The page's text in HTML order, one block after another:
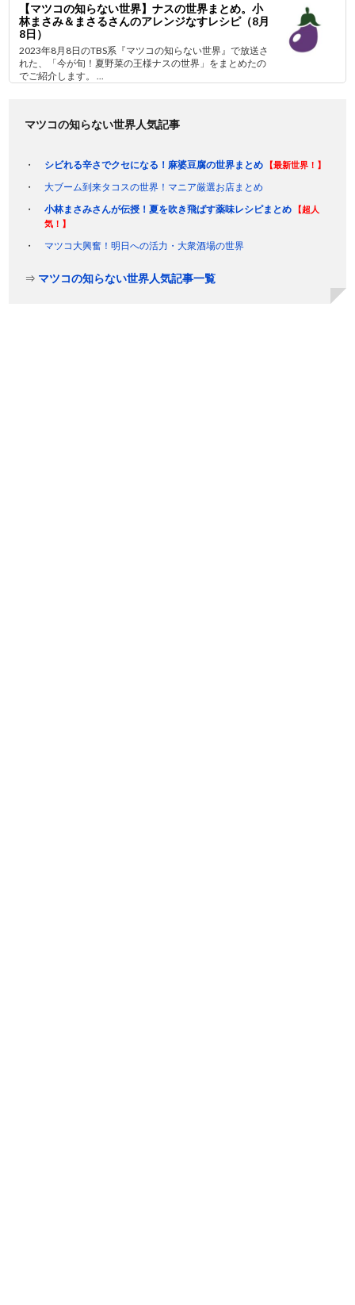
【マツコの知らない世界】ナスの世界まとめ。小
林まさみ＆まさるさんのアレンジなすレシピ（8月
8日）
2023年8月8日のTBS系『マツコの知らない世界』で放送さ
れた、「今が旬！夏野菜の王様ナスの世界」をまとめたの
でご紹介します。 ...
マツコの知らない世界人気記事
シビれる辛さでクセになる！麻婆豆腐の世界まとめ 【最新世界！】
大ブーム到来タコスの世界！マニア厳選お店まとめ
小林まさみさんが伝授！夏を吹き飛ばす薬味レシピまとめ
【超人
気！】
マツコ大興奮！明日への活力・大衆酒場の世界
⇒ マツコの知らない世界人気記事一覧